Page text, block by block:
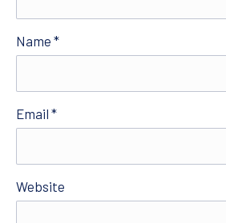
Name *
Email *
Website